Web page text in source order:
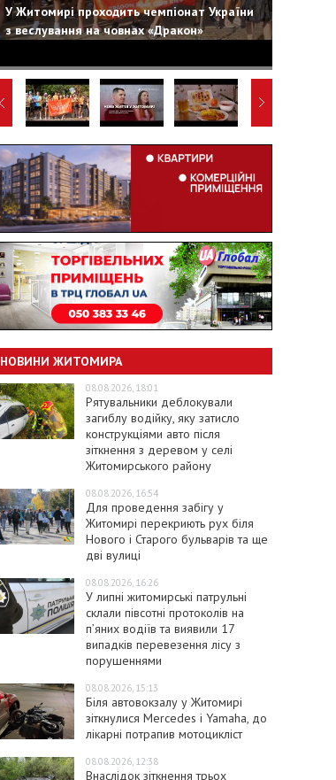
У Житомирі проходить чемпіонат України
з веслування на човнах «Дракон»
НОВИНИ ЖИТОМИРА
08.08.2026, 18:01
Рятувальники деблокували
загиблу водійку, яку затисло
конструкціями авто після
зіткнення з деревом у селі
Житомирського району
08.08.2026, 16:54
Для проведення забігу у
Житомирі перекриють рух біля
Нового і Старого бульварів та ще
дві вулиці
08.08.2026, 16:26
У липні житомирські патрульні
склали півсотні протоколів на
пʼяних водіїв та виявили 17
випадків перевезення лісу з
порушеннями
08.08.2026, 15:13
Біля автовокзалу у Житомирі
зіткнулися Mercedes і Yamaha, до
лікарні потрапив мотоцикліст
08.08.2026, 12:38
Внаслідок зіткнення трьох